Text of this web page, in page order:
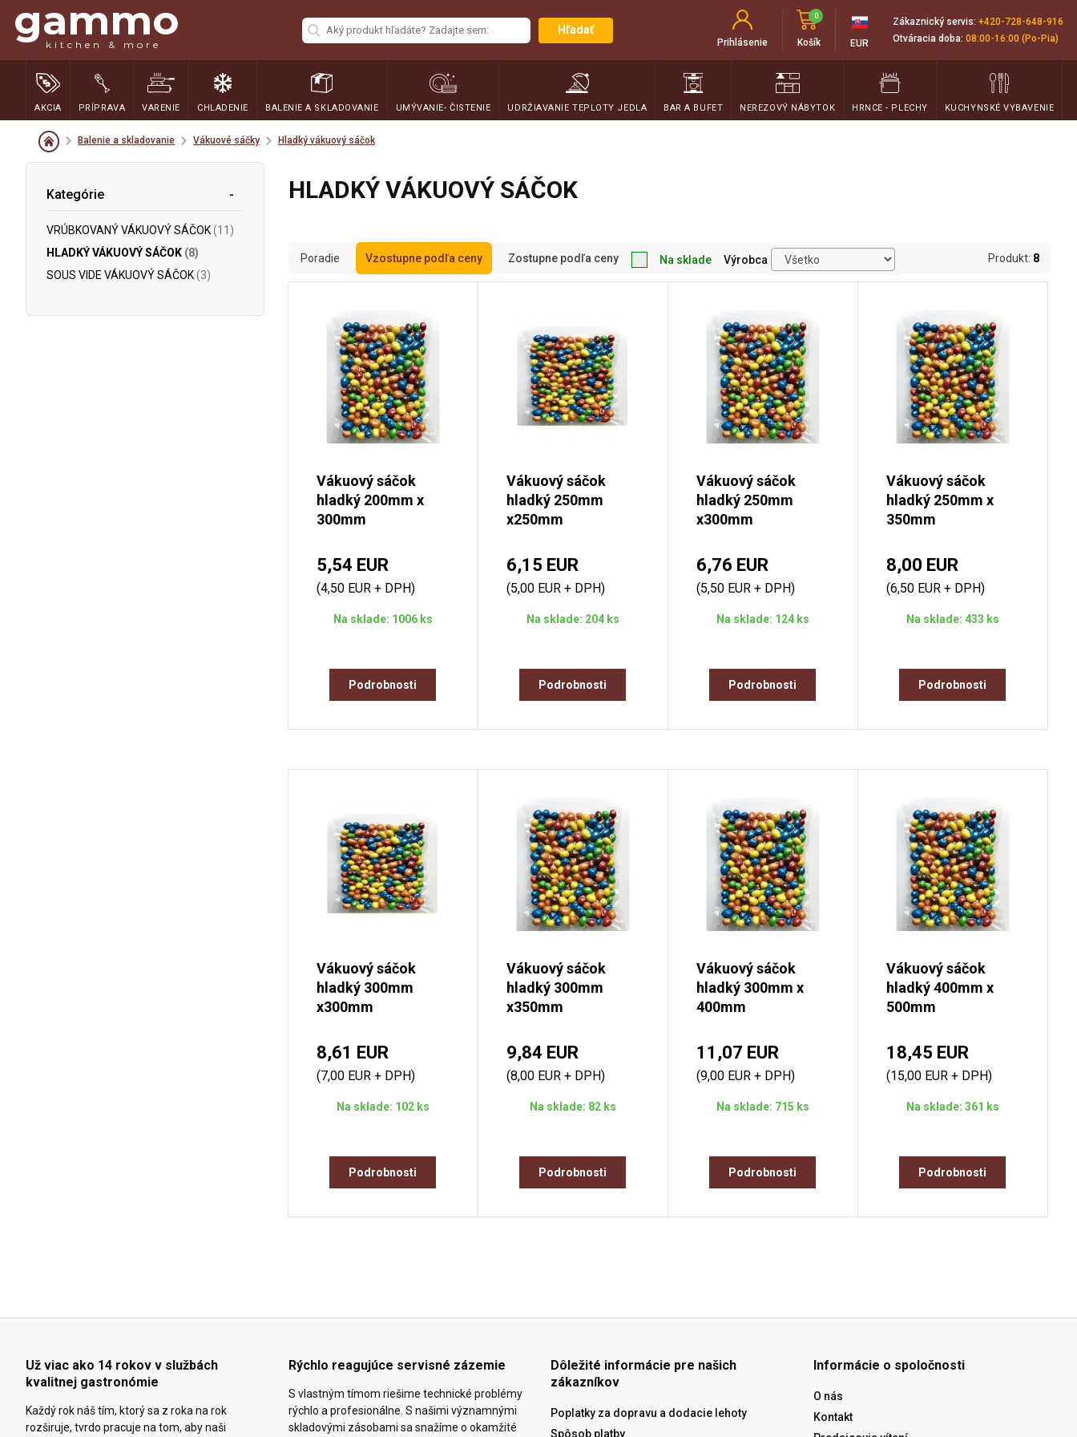
gammo
kitchen & more
Hľadať
Prihlásenie Košík
0
EUR
Zákaznický servis: +420-728-648-916
Otváracia doba: 08:00-16:00 (Po-Pia)
AKCIA PRÍPRAVA VARENIE CHLADENIE BALENIE A SKLADOVANIE UMÝVANIE- ČISTENIE UDRŽIAVANIE TEPLOTY JEDLA BAR A BUFET NEREZOVÝ NÁBYTOK HRNCE - PLECHY KUCHYNSKÉ VYBAVENIE
Balenie a skladovanie Vákuové sáčky Hladký vákuový sáčok
Kategórie
VRÚBKOVANÝ VÁKUOVÝ SÁČOK(11)
HLADKÝ VÁKUOVÝ SÁČOK (8)
SOUS VIDE VÁKUOVÝ SÁČOK(3)
HLADKÝ VÁKUOVÝ SÁČOK
Poradie Vzostupne podľa ceny Zostupne podľa ceny Na sklade Výrobca Produkt: 8
Vákuový sáčok
hladký 200mm x
300mm
5,54 EUR
(4,50 EUR + DPH)
Na sklade: 1006 ks
Podrobnosti
Vákuový sáčok
hladký 250mm
x250mm
6,15 EUR
(5,00 EUR + DPH)
Na sklade: 204 ks
Podrobnosti
Vákuový sáčok
hladký 250mm
x300mm
6,76 EUR
(5,50 EUR + DPH)
Na sklade: 124 ks
Podrobnosti
Vákuový sáčok
hladký 250mm x
350mm
8,00 EUR
(6,50 EUR + DPH)
Na sklade: 433 ks
Podrobnosti
Vákuový sáčok
hladký 300mm
x300mm
8,61 EUR
(7,00 EUR + DPH)
Na sklade: 102 ks
Podrobnosti
Vákuový sáčok
hladký 300mm
x350mm
9,84 EUR
(8,00 EUR + DPH)
Na sklade: 82 ks
Podrobnosti
Vákuový sáčok
hladký 300mm x
400mm
11,07 EUR
(9,00 EUR + DPH)
Na sklade: 715 ks
Podrobnosti
Vákuový sáčok
hladký 400mm x
500mm
18,45 EUR
(15,00 EUR + DPH)
Na sklade: 361 ks
Podrobnosti
Už viac ako 14 rokov v službách
kvalitnej gastronómie
Každý rok náš tím, ktorý sa z roka na rok
rozširuje, tvrdo pracuje na tom, aby naši
Rýchlo reagujúce servisné zázemie
S vlastným tímom riešime technické problémy
rýchlo a profesionálne. S našimi významnými
skladovými zásobami sa snažíme o okamžité
Dôležité informácie pre našich
zákazníkov
Poplatky za dopravu a dodacie lehoty
Spôsob platby
Informácie o spoločnosti
O nás
Kontakt